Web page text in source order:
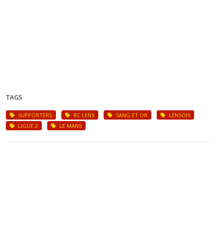
TAGS
SUPPORTERS RC LENS SANG ET OR
LENSOIS
LIGUE 2
LE MANS